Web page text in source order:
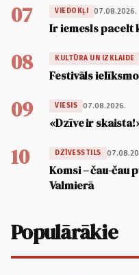
07 VIEDOKĻI 07.08.2026.
Ir iemesls pacelt
08 KULTŪRA UN IZKLAIDE
Festivāls
09 VIESIS 07.08.2026.
«Dzīve ir
10 DZĪVESSTILS
Komsi – čau-čau
Valmierā
Populārākie